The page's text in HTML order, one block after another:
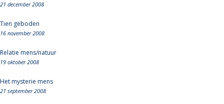
21 december 2008
Tien geboden
16 november 2008
Relatie mens/natuur
19 oktober 2008
Het mysterie mens
21 september 2008